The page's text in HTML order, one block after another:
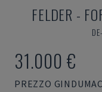
FELDER -
31.000 €
PREZZO GINDUMAC